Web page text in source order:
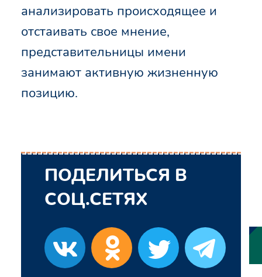
анализировать происходящее и
отстаивать свое мнение,
представительницы имени
занимают активную жизненную
позицию.
ПОДЕЛИТЬСЯ В
СОЦ.СЕТЯХ